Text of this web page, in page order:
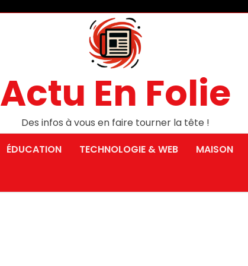
Actu En Folie
Des infos à vous en faire tourner la tête !
ÉDUCATION TECHNOLOGIE & WEB MAISON